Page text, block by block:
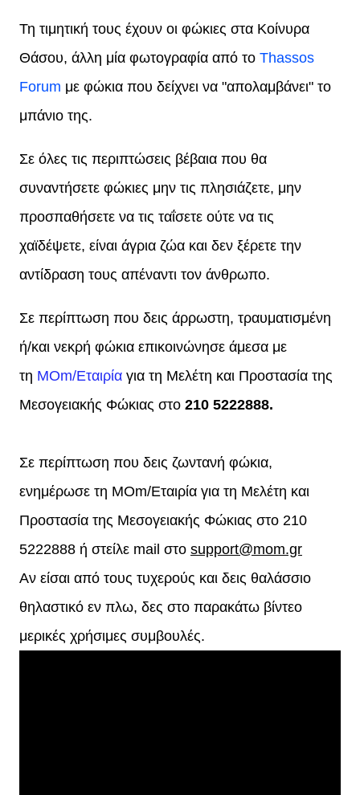
Τη τιμητική τους έχουν οι φώκιες στα Κοίνυρα
Θάσου, άλλη μία φωτογραφία από το Thassos
Forum με φώκια που δείχνει να "απολαμβάνει" το
μπάνιο της.
Σε όλες τις περιπτώσεις βέβαια που θα
συναντήσετε φώκιες μην τις πλησιάζετε, μην
προσπαθήσετε να τις ταΐσετε ούτε να τις
χαϊδέψετε, είναι άγρια ζώα και δεν ξέρετε την
αντίδραση τους απέναντι τον άνθρωπο.
Σε περίπτωση που δεις άρρωστη, τραυματισμένη
ή/και νεκρή φώκια επικοινώνησε άμεσα με
τη MΟm/Εταιρία για τη Μελέτη και Προστασία της
Μεσογειακής Φώκιας στο 210 5222888.
Σε περίπτωση που δεις ζωντανή φώκια,
ενημέρωσε τη MΟm/Εταιρία για τη Μελέτη και
Προστασία της Μεσογειακής Φώκιας στο 210
5222888 ή στείλε mail στο support@mom.gr
Αν είσαι από τους τυχερούς και δεις θαλάσσιο
θηλαστικό εν πλω, δες στο παρακάτω βίντεο
μερικές χρήσιμες συμβουλές.